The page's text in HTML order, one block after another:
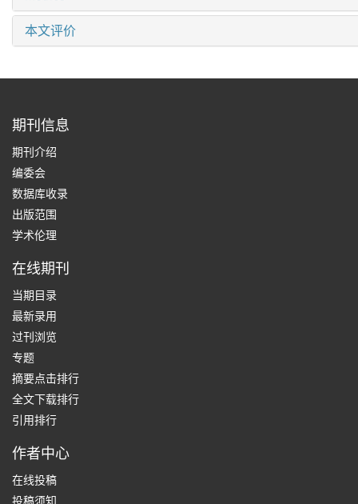
本文评价
期刊信息
期刊介绍
编委会
数据库收录
出版范围
学术伦理
在线期刊
当期目录
最新录用
过刊浏览
专题
摘要点击排行
全文下载排行
引用排行
作者中心
在线投稿
投稿须知